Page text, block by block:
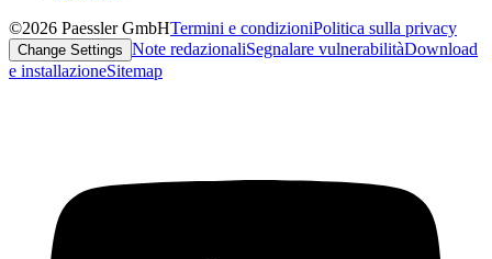
©2026 Paessler GmbHTermini e condizioniPolitica sulla privacy
Change Settings Note redazionaliSegnalare vulnerabilitàDownload
e installazioneSitemap